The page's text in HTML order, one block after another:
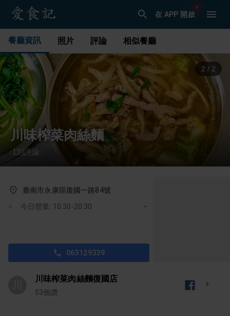
在 APP 開啟
餐廳資訊 照片 評論 相似餐廳
1 / 2
川味榨菜肉絲麵
·1 則評論
臺南市永康區復國一路84號
今日營業: 10:30-20:30
063129339
川味榨菜肉絲麵復國店
53個讚